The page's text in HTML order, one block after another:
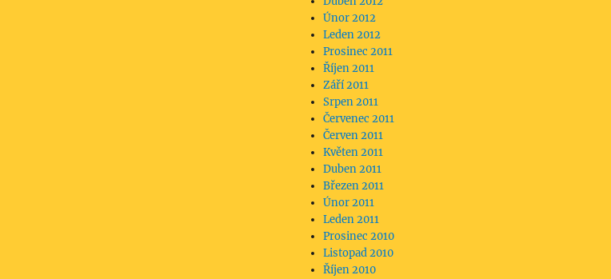
Únor 2012
Leden 2012
Prosinec 2011
Říjen 2011
Září 2011
Srpen 2011
Červenec 2011
Červen 2011
Květen 2011
Duben 2011
Březen 2011
Únor 2011
Leden 2011
Prosinec 2010
Listopad 2010
Říjen 2010